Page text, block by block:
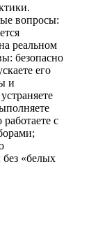
вопросы:
реальном
безопасно
его
и
с
«белых